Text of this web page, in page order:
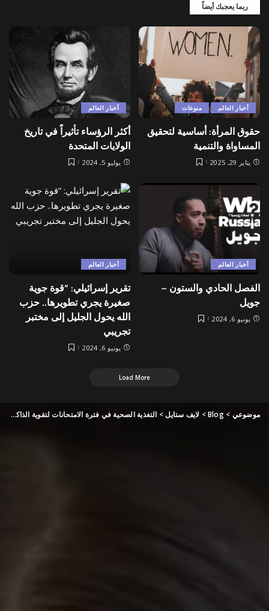
ربما يعجبك أيضاً
أخبار العالم منوعات
حقوق المرأة: أساسية لتحقيق
المساواة والتنمية
يناير 29, 2025
أخبار العالم
أكثر الرؤساء تأثيراً في تاريخ
الولايات المتحدة
يوليو 5, 2024
أخبار العالم
الفصل الحادي والستون –
جويل
يونيو 6, 2024
أخبار العالم
تقرير إسرائيلي: “قوة جوية
صغيرة يجري تطويرها.. حزب
الله يحول الجليل إلى مختبر
تجريبي
يونيو 6, 2024
Load More
موضوعي >
Blog
> لايف ستايل> التغذية الصحية في فترة الامتحانات لتقوية الذاكرة وصحة الدماغ وفق طبيبة